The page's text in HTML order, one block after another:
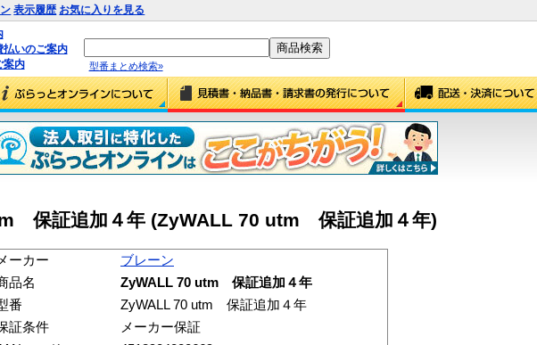
表示履歴 お気に入りを見る
払いのご案内
案内
型番まとめ検索»
保証追加４年 (ZyWALL 70 utm 保証追加４年)
メーカー
ブレーン
品名
ZyWALL 70 utm 保証追加４年
番
ZyWALL 70 utm 保証追加４年
証条件
メーカー保証